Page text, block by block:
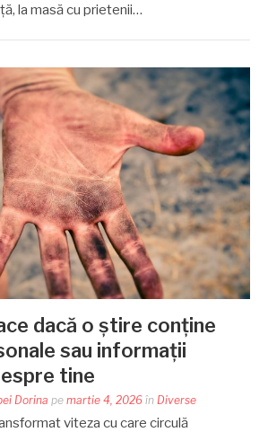
la masă cu prietenii…
dacă o știre conține
sau informații
tine
Dorina pe martie 4, 2026 în Diverse
viteza cu care circulă